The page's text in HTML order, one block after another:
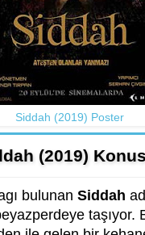
Siddah (2019) Poster
(2019)
bulunan Siddah